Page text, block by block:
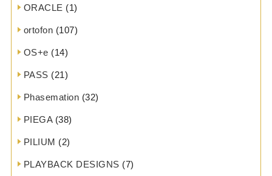
ORACLE (1)
ortofon (107)
OS+e (14)
PASS (21)
Phasemation (32)
PIEGA(38)
PILIUM (2)
PLAYBACK DESIGNS (7)